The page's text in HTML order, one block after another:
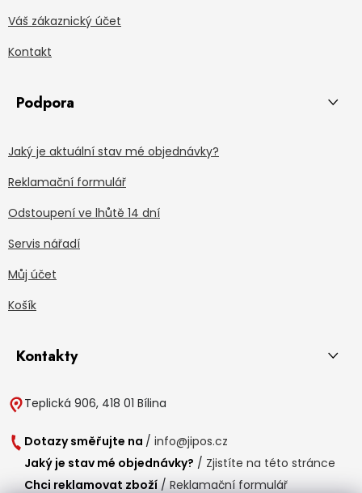
Váš zákaznický účet
Kontakt
Podpora
Jaký je aktuální stav mé objednávky?
Reklamační formulář
Odstoupení ve lhůtě 14 dní
Servis nářadí
Můj účet
Košík
Kontakty
Teplická 906, 418 01 Bílina
Dotazy směřujte na / info@jipos.cz
Jaký je stav mé objednávky? / Zjistíte na této stránce
Chci reklamovat zboží / Reklamační formulář